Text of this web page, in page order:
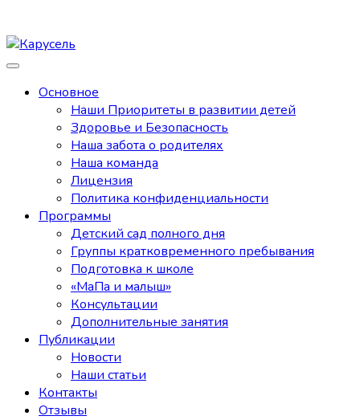
Основное
Наши Приоритеты в развитии детей
Здоровье и Безопасность
Наша забота о родителях
Наша команда
Лицензия
Политика конфиденциальности
Программы
Детский сад полного дня
Группы кратковременного пребывания
Подготовка к школе
«МаПа и малыш»
Консультации
Дополнительные занятия
Публикации
Новости
Наши статьи
Контакты
Отзывы